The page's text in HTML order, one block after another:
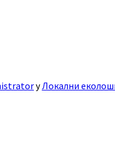
уЛокални